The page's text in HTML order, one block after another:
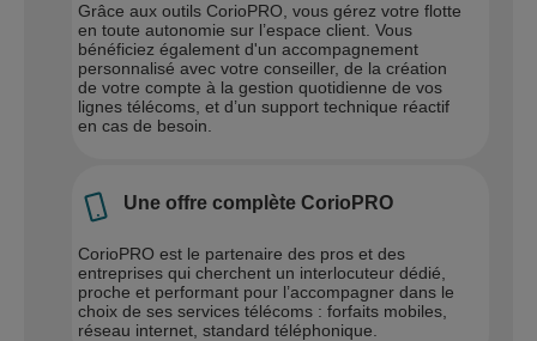
Grâce aux outils CorioPRO, vous gérez votre flotte
en toute autonomie sur l’espace client. Vous
bénéficiez également d'un accompagnement
personnalisé avec votre conseiller, de la création
de votre compte à la gestion quotidienne de vos
lignes télécoms, et d’un support technique réactif
en cas de besoin.
Une offre complète CorioPRO
CorioPRO est le partenaire des pros et des
entreprises qui cherchent un interlocuteur dédié,
proche et performant pour l’accompagner dans le
choix de ses services télécoms : forfaits mobiles,
réseau internet, standard téléphonique.